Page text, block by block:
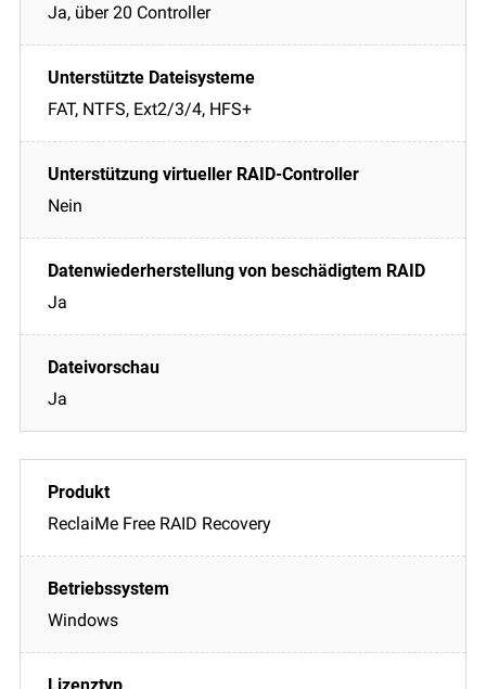
Ja, über 20 Controller
FAT, NTFS, Ext2/3/4, HFS+
Nein
Ja
Ja
ReclaiMe Free RAID Recovery
Windows